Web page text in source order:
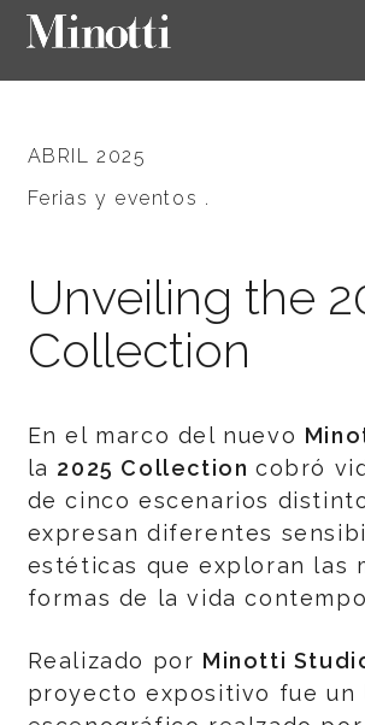
ABRIL 2025
Ferias y eventos .
Unveiling the
Collection
En el marco del nuevo
la 2025 Collection cobró
de cinco escenarios
expresan diferentes
estéticas que exploran las
formas de la vida
Realizado por Minotti
proyecto expositivo fue un